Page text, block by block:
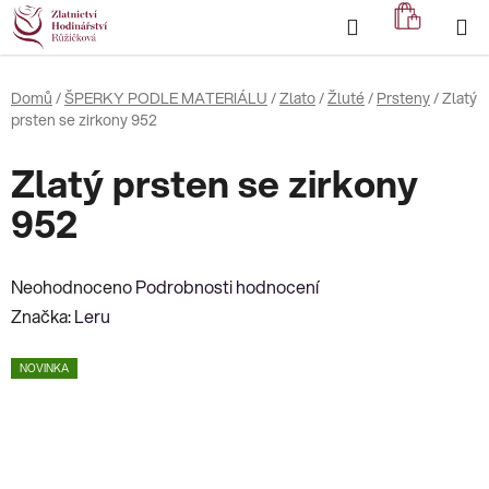
Přejít
na
obsah
Hledat
KOŠÍK
Domů /ŠPERKY PODLE MATERIÁLU /Zlato/Žluté/ Prsteny/Zlatý
prsten se zirkony 952
Zlatý prsten se zirkony
952
Průměrné
hodnocení
je
NeohodnocenoPodrobnosti hodnocení
Značka:Leru
NOVINKA